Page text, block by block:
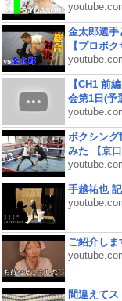
金太郎選手
【プロボ
【CH1 前
会第1日(予
ボクシング
みた 【京
手越祐也
ご紹介しま
間違えてス